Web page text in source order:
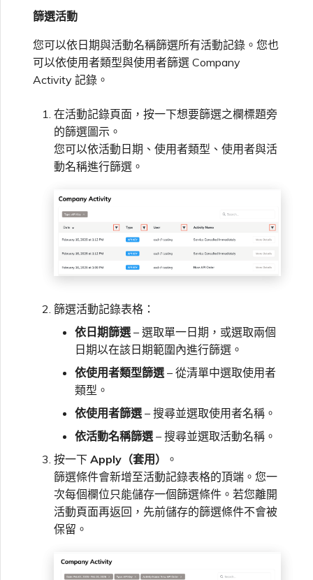
篩選活動
您可以依日期與活動名稱篩選所有活動記錄。您也
可以依使用者類型與使用者篩選 Company
Activity 記錄。
在活動記錄頁面，按一下想要篩選之欄標題旁
的篩選圖示。
您可以依活動日期、使用者類型、使用者與活
動名稱進行篩選。
篩選活動記錄表格：
依日期篩選 – 選取單一日期，或選取兩個
日期以在該日期範圍內進行篩選。
依使用者類型篩選 – 從清單中選取使用者
類型。
依使用者篩選 – 搜尋並選取使用者名稱。
依活動名稱篩選 – 搜尋並選取活動名稱。
按一下 Apply（套用）
。
篩選條件會新增至活動記錄表格的頂端。您一
次每個欄位只能儲存一個篩選條件。若您離開
活動頁面再返回，先前儲存的篩選條件不會被
保留。